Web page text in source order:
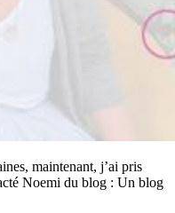
maintenant, j’ai pris
Noemi du blog : Un blog